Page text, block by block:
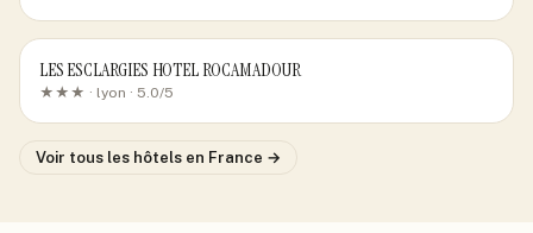
LES ESCLARGIES HOTEL ROCAMADOUR
★★★ · lyon · 5.0/5
Voir tous les hôtels en France →